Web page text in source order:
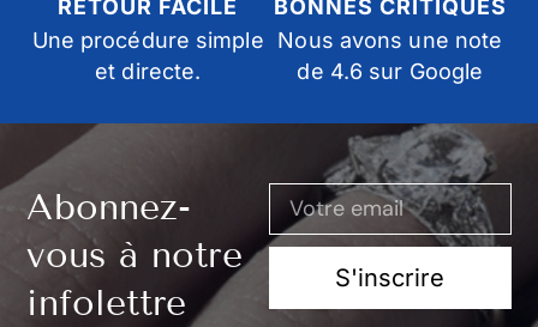
RETOUR FACILE
Une procédure simple
et directe.
BONNES CRITIQUES
Nous avons une note
de 4.6 sur Google
Abonnez-
vous à notre
infolettre
S'inscrire